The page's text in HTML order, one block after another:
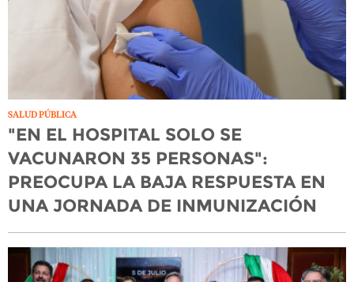
SALUD PÚBLICA
"EN EL HOSPITAL SOLO SE
VACUNARON 35 PERSONAS":
PREOCUPA LA BAJA RESPUESTA EN
UNA JORNADA DE INMUNIZACIÓN